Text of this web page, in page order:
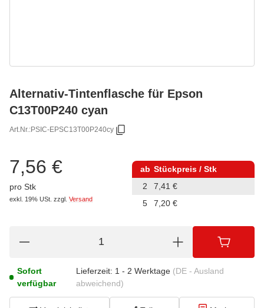
Alternativ-Tintenflasche für Epson
C13T00P240 cyan
Art.Nr.:PSIC-EPSC13T00P240cy
7,56 €
pro Stk
exkl. 19% USt. zzgl. Versand
ab Stückpreis / Stk
2
7,41 €
5
7,20 €
Sofort
verfügbar
Lieferzeit: 1 - 2 Werktage (DE - Ausland
abweichend)